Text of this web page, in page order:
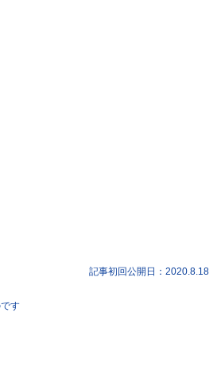
記事初回公開日： 2020.8.18
す